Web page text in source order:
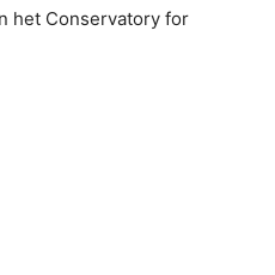
het Conservatory for